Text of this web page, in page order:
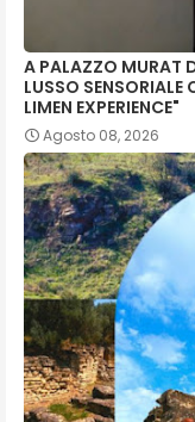
A PALAZZO MURAT
LUSSO
LIMEN EXPERIENCE"
Agosto 08, 2026